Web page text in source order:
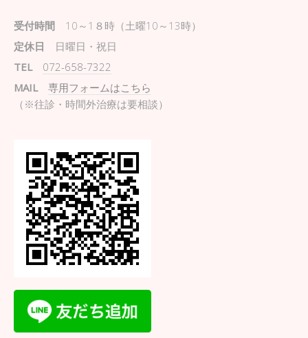
受付時間 10～1８時（土曜10～13時）
定休日 日曜日・祝日
TEL
072-658-7322
MAIL
専用フォームはこちら
（※往診・時間外治療は要相談）